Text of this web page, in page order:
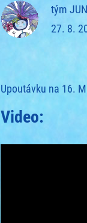
tým
27. 8.
Upoutávku na 16.
Video: